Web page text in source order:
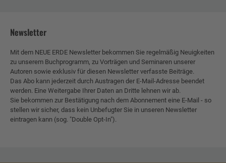
Newsletter
Mit dem NEUE ERDE Newsletter bekommen Sie regelmäßig Neuigkeiten
zu unserem Buchprogramm, zu Vorträgen und Seminaren unserer
Autoren sowie exklusiv für diesen Newsletter verfasste Beiträge.
Das Abo kann jederzeit durch Austragen der E-Mail-Adresse beendet
werden. Eine Weitergabe Ihrer Daten an Dritte lehnen wir ab.
Sie bekommen zur Bestätigung nach dem Abonnement eine E-Mail - so
stellen wir sicher, dass kein Unbefugter Sie in unseren Newsletter
eintragen kann (sog. "Double Opt-In").